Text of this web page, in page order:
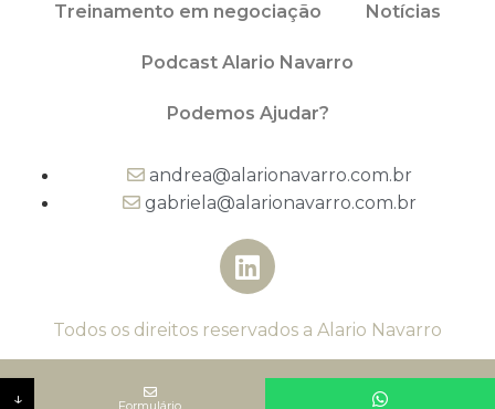
Treinamento em negociação Notícias
Podcast Alario Navarro
Podemos Ajudar?
andrea@alarionavarro.com.br
gabriela@alarionavarro.com.br
Todos os direitos reservados a Alario Navarro
↓ Formulário